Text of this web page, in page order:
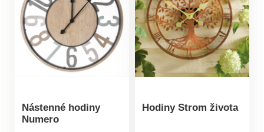
hodiny sú riadené
rádiom a sú
prepracované do
najmenšieho detailu.
Prevádzka na 1x AA
batériu (nie je
9,5 x 18,5 cm.
Nástenné hodiny
Numero
Hodiny Strom života